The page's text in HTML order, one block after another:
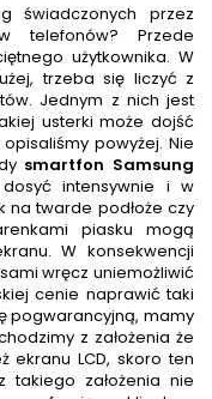
świadczonych przez
telefonów? Przede
użytkownika. W
trzeba się liczyć z
Jednym z nich jest
usterki może dojść
powyżej. Nie
smartfon Samsung
intensywnie i w
na twarde podłoże czy
piasku mogą
W konsekwencji
wręcz uniemożliwić
cenie naprawić taki
pogwarancyjną, mamy
z założenia że
ekranu LCD, skoro ten
takiego założenia nie